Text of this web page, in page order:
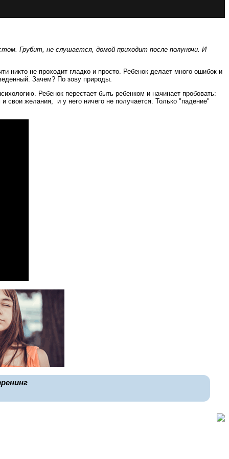
Грубит, не слушается, домой приходит после полуночи. И
никто не проходит гладко и просто. Ребенок делает много ошибок и
Зачем? По зову природы.
Ребенок перестает быть ребенком и начинает пробовать:
свои желания, и у него ничего не получается. Только "падение"